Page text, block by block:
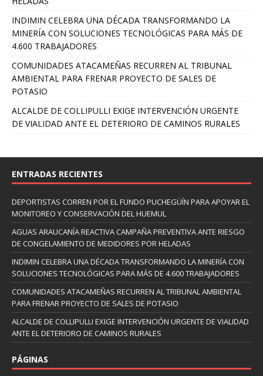
INDIMIN CELEBRA UNA DÉCADA TRANSFORMANDO LA
MINERÍA CON SOLUCIONES TECNOLÓGICAS PARA MÁS DE
4.600 TRABAJADORES
COMUNIDADES ATACAMEÑAS RECURREN AL TRIBUNAL
AMBIENTAL PARA FRENAR PROYECTO DE SALES DE
POTASIO
ALCALDE DE COLLIPULLI EXIGE INTERVENCIÓN URGENTE
DE VIALIDAD ANTE EL DETERIORO DE CAMINOS RURALES
ENTRADAS RECIENTES
DEPORTISTAS CORREN POR EL FUNDO PUCHEGÜÍN PARA APOYAR EL
MONITOREO Y CONSERVACIÓN DEL HUEMUL
AGUAS ARAUCANÍA REACTIVA CAMPAÑA PREVENTIVA ANTE RIESGO
DE CONGELAMIENTO DE MEDIDORES POR HELADAS
INDIMIN CELEBRA UNA DÉCADA TRANSFORMANDO LA MINERÍA CON
SOLUCIONES TECNOLÓGICAS PARA MÁS DE 4.600 TRABAJADORES
COMUNIDADES ATACAMEÑAS RECURREN AL TRIBUNAL AMBIENTAL
PARA FRENAR PROYECTO DE SALES DE POTASIO
ALCALDE DE COLLIPULLI EXIGE INTERVENCIÓN URGENTE DE VIALIDAD
ANTE EL DETERIORO DE CAMINOS RURALES
PÁGINAS